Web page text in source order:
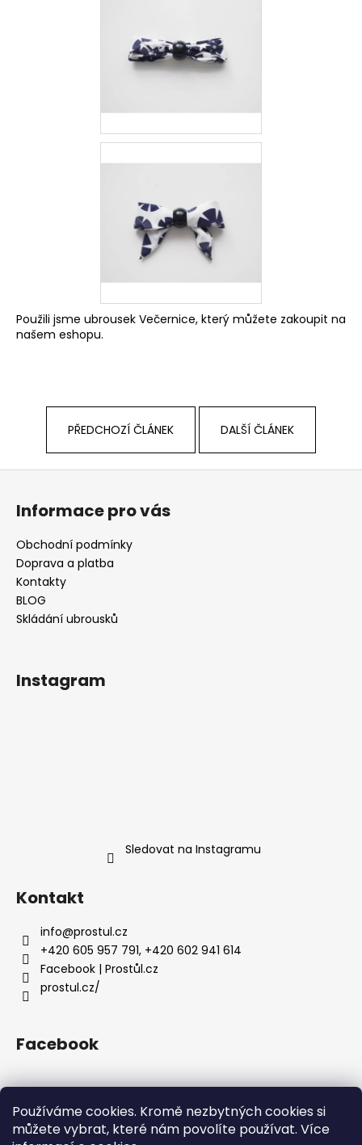
Používáme cookies. Kromě nezbytných cookies si
můžete vybrat, které nám povolíte používat. Více
Použili jsme ubrousek Večernice, který můžete zakoupit na
našem eshopu.
PŘEDCHOZÍ ČLÁNEK DALŠÍ ČLÁNEK
Informace pro vás
Obchodní podmínky
Doprava a platba
Kontakty
BLOG
Skládání ubrousků
Instagram
Sledovat na Instagramu
Kontakt
info@prostul.cz
+420 605 957 791, +420 602 941 614
Facebook | Prostůl.cz
prostul.cz/
Facebook
Homepage Doprava a platba Obchodní podmínky